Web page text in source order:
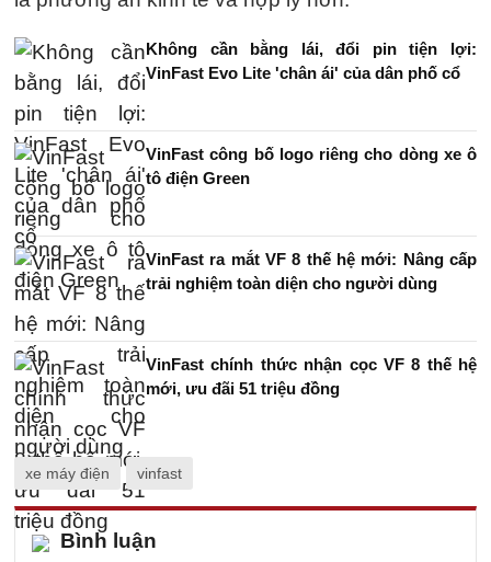
Không cần bằng lái, đổi pin tiện lợi:
VinFast Evo Lite 'chân ái' của dân phố cổ
VinFast công bố logo riêng cho dòng xe ô
tô điện Green
VinFast ra mắt VF 8 thế hệ mới: Nâng cấp
trải nghiệm toàn diện cho người dùng
VinFast chính thức nhận cọc VF 8 thế hệ
mới, ưu đãi 51 triệu đồng
xe máy điện vinfast
Bình luận